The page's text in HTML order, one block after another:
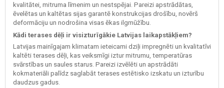
kvalitātei, mitruma līmenim un nestspējai. Pareizi apstrādātas,
ēvelētas un kaltētas sijas garantē konstrukcijas drošību, novērš
deformāciju un nodrošina visas ēkas ilgmūžību.
Kādi terases dēļi ir visizturīgākie Latvijas laikapstākļiem?
Latvijas mainīgajam klimatam ieteicami dziļi impregnēti un kvalitatīvi
kaltēti terases dēļi, kas veiksmīgi iztur mitrumu, temperatūras
svārstības un saules starus. Pareizi izvēlēti un apstrādāti
kokmateriāli palīdz saglabāt terases estētisko izskatu un izturību
daudzus gadus.